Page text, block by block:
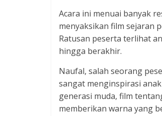
Acara ini menuai banyak
menyaksikan film sejaran
Ratusan peserta terlihat
hingga berakhir.
Naufal, salah seorang
sangat menginspirasi
generasi muda, film
memberikan warna yang